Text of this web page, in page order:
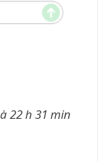
22 h 31 min